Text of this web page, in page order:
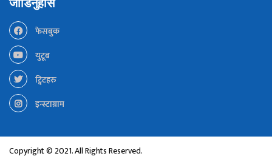
जोडिनुहोस
फेसबुक
युटूब
ट्विटहरु
इन्स्टाग्राम
Copyright © 2021. All Rights Reserved.